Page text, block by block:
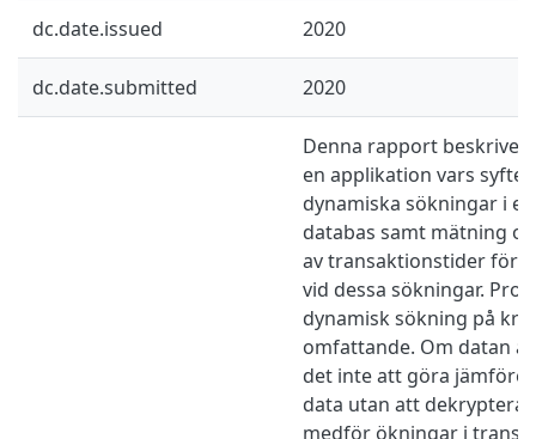
dc.date.issued 2020
dc.date.submitted 2020
Denna rapport beskriver
en applikation vars syfte
dynamiska sökningar i
databas samt mätning
av transaktionstider för
vid dessa sökningar.
dynamisk sökning på
omfattande. Om datan
det inte att göra
data utan att dekryptera
medför ökningar i